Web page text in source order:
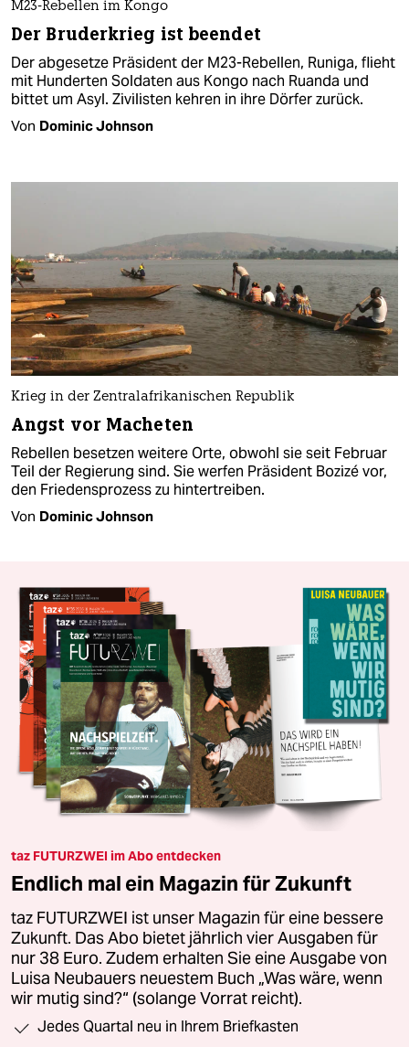
M23-Rebellen im Kongo
Der Bruderkrieg ist beendet
Der abgesetze Präsident der M23-Rebellen, Runiga, flieht
mit Hunderten Soldaten aus Kongo nach Ruanda und
bittet um Asyl. Zivilisten kehren in ihre Dörfer zurück.
Von Dominic Johnson
Krieg in der Zentralafrikanischen Republik
Angst vor Macheten
Rebellen besetzen weitere Orte, obwohl sie seit Februar
Teil der Regierung sind. Sie werfen Präsident Bozizé vor,
den Friedensprozess zu hintertreiben.
Von Dominic Johnson
taz FUTURZWEI im Abo entdecken
Endlich mal ein Magazin für Zukunft
taz FUTURZWEI ist unser Magazin für eine bessere
Zukunft. Das Abo bietet jährlich vier Ausgaben für
nur 38 Euro. Zudem erhalten Sie eine Ausgabe von
Luisa Neubauers neuestem Buch „Was wäre, wenn
wir mutig sind?“ (solange Vorrat reicht).
Jedes Quartal neu in Ihrem Briefkasten